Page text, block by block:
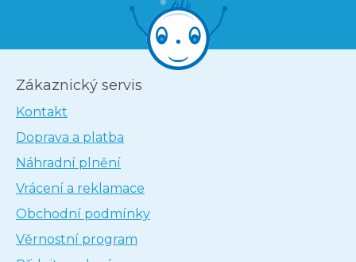
Zákaznický servis
Kontakt
Doprava a platba
Náhradní plnění
Vrácení a reklamace
Obchodní podmínky
Věrnostní program